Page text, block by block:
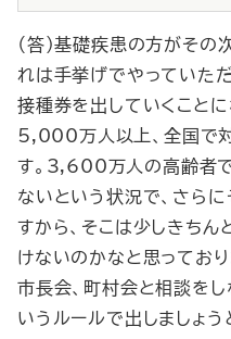
（答）基礎疾患の方がその
れは手挙げでやっていた
接種券を出していくこと
5,000万人以上、全国で
す。3,600万人の高齢者
ないという状況で、さら
すから、そこは少しきち
けないのかなと思ってお
市長会、町村会と相談をし
いうルールで出しましょ